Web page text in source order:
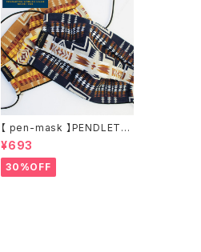
【 pen-mask 】PENDLETO
N ペンドルトン ファッション
マスク アウトドア フリーサイ
ズ アウトドア 通勤 通学 通気
性 マスク 乾燥しない 蒸れな
¥693
30%OFF